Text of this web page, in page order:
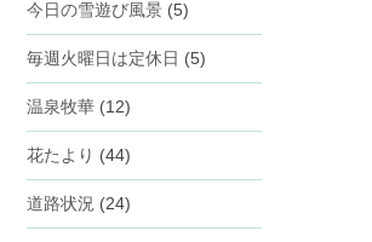
今日の雪遊び風景 (5)
毎週火曜日は定休日 (5)
温泉牧華 (12)
花たより (44)
道路状況 (24)